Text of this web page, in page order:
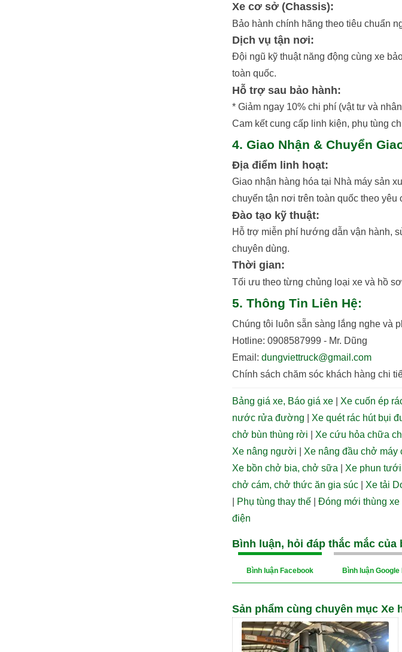
Xe cơ sở (Chassis):
Bảo hành chính hãng theo tiêu chuẩn
Dịch vụ tận nơi:
Đội ngũ kỹ thuật năng động cùng xe
toàn quốc.
Hỗ trợ sau bảo hành:
* Giảm ngay 10% chi phí (vật tư và
Cam kết cung cấp linh kiện, phụ tùng
4. Giao Nhận & Chuyển
Địa điểm linh hoạt:
Giao nhận hàng hóa tại Nhà máy sản
chuyển tận nơi trên toàn quốc theo yêu
Đào tạo kỹ thuật:
Hỗ trợ miễn phí hướng dẫn vận hành,
chuyên dùng.
Thời gian:
Tối ưu theo từng chủng loại xe và hồ
5. Thông Tin Liên Hệ:
Chúng tôi luôn sẵn sàng lắng nghe và
Hotline: 0908587999 - Mr. Dũng
Email:dungviettruck@gmail.com
Chính sách chăm sóc khách hàng chi
Bảng giá xe, Báo giá xe Xe cuốn ép
nước rửa đường
Xe quét rác hút bụi
chở bùn thùng rời
Xe cứu hỏa chữa
Xe nâng người
Xe nâng đầu chở máy
Xe bồn chở bia, chở sữa
Xe phun
chở cám, chở thức ăn gia súc
Xe tải
Phụ tùng thay thế |Đóng mới thùng xe
điện
Bình luận, hỏi đáp thắc mắc của
Bình luận Facebook Bình luận Google
Sản phẩm cùng chuyên mục Xe